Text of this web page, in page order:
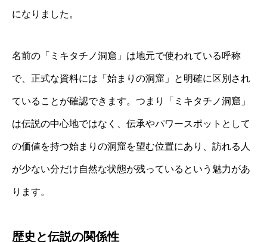
になりました。
名前の「ミキタチノ洞窟」は地元で使われている呼称
で、正式な資料には「始まりの洞窟」と明確に区別され
ていることが確認できます。つまり「ミキタチノ洞窟」
は伝説の中心地ではなく、伝承やパワースポットとして
の価値を持つ始まりの洞窟を望む位置にあり、訪れる人
が少ない分だけ自然な状態が残っているという魅力があ
ります。
歴史と伝説の関係性